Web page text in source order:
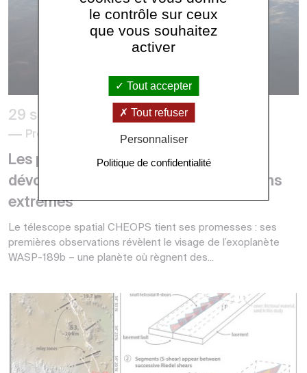
29 septembre 2020
Presse, Recherche
Les premiers résultats de CHEOPS
dévoilent une exoplanète aux conditions
extrêmes
Le télescope spatial CHEOPS tient ses promesses : ses
premières observations révèlent le visage de l’exoplanète
WASP-189b – une planète où règnent des...
le contrôle sur ceux
que vous souhaitez
activer
Tout accepter
Tout refuser
Personnaliser
Politique de confidentialité